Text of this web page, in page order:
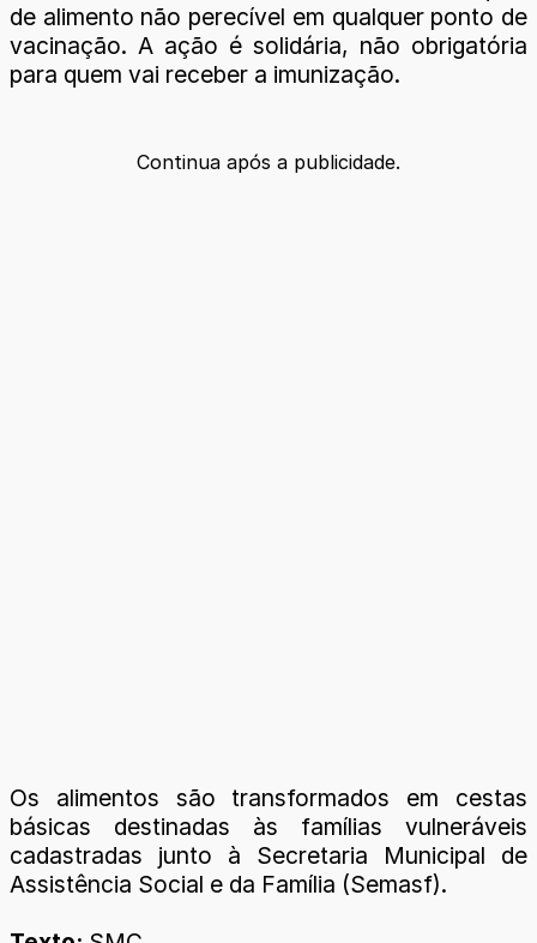
de alimento não perecível em qualquer ponto de
vacinação. A ação é solidária, não obrigatória
para quem vai receber a imunização.
Continua após a publicidade.
Os alimentos são transformados em cestas
básicas destinadas às famílias vulneráveis
cadastradas junto à Secretaria Municipal de
Assistência Social e da Família (Semasf).